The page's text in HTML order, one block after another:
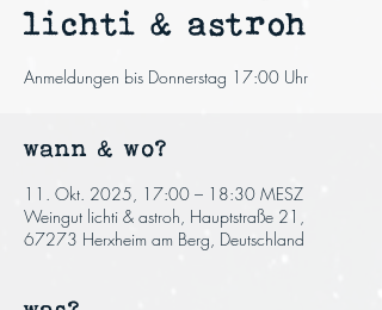
lichti & astroh
Anmeldungen bis Donnerstag 17:00 Uhr
wann & wo?
11. Okt. 2025, 17:00 – 18:30 MESZ
Weingut lichti & astroh, Hauptstraße 21,
67273 Herxheim am Berg, Deutschland